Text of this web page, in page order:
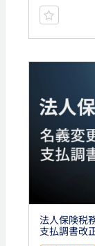
法人保険税
支払調書改